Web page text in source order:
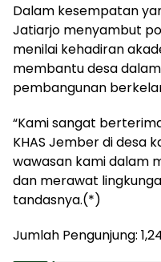
Dalam kesempatan
Jatiarjo menyambut
menilai kehadiran
membantu desa
pembangunan
“Kami sangat
KHAS Jember di desa
wawasan kami dalam
dan merawat
tandasnya.(*)
Jumlah Pengunjung: